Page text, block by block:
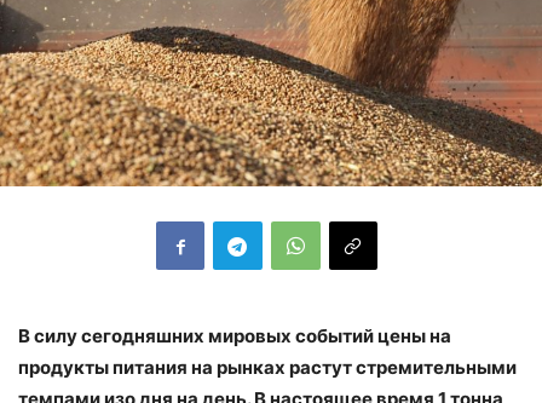
В силу сегодняшних мировых событий цены на
продукты питания на рынках растут стремительными